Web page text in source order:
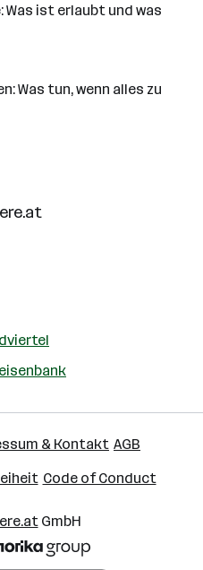
Was ist erlaubt und was
Was tun, wenn alles zu
& Kontakt AGB
Code of Conduct
GmbH